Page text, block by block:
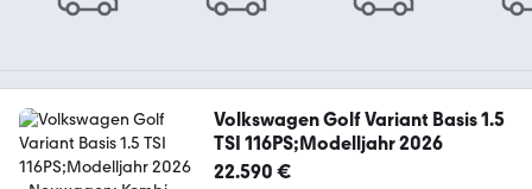
Volkswagen Golf Variant Basis 1.5
TSI 116PS;Modelljahr 2026
22.590 €